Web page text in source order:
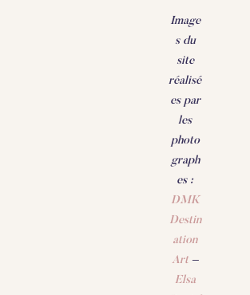
Image
s du
site
réalisé
es par
les
photo
graph
es :
DMK
Destin
ation
Art –
Elsa